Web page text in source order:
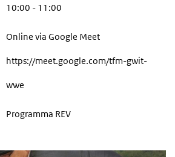
10:00 - 11:00
Online via Google Meet
https://meet.google.com/tfm-gwit-
wwe
Programma REV